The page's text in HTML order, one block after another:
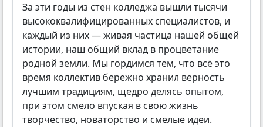
За эти годы из стен колледжа вышли тысячи
высококвалифицированных специалистов, и
каждый из них — живая частица нашей общей
истории, наш общий вклад в процветание
родной земли. Мы гордимся тем, что всё это
время коллектив бережно хранил верность
лучшим традициям, щедро делясь опытом,
при этом смело впуская в свою жизнь
творчество, новаторство и смелые идеи.